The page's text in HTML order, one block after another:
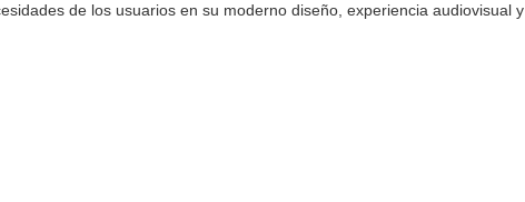
de los usuarios en su moderno diseño, experiencia audiovisual y